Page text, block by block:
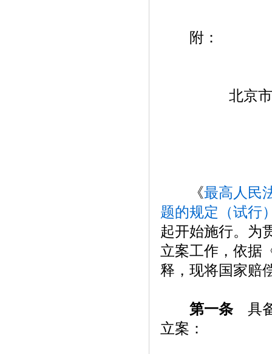
附：
北京
《最高人民
题的规定（试行
起开始施行。为
立案工作，依据
释，现将国家赔
第一条 具
立案：